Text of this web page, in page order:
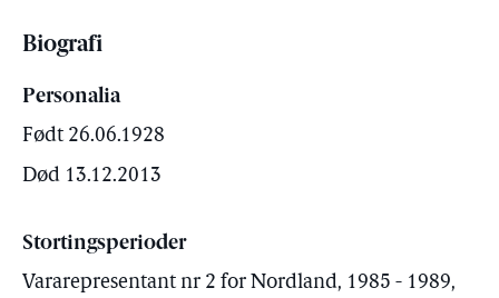
Biografi
Personalia
Født 26.06.1928
Død 13.12.2013
Stortingsperioder
Vararepresentant nr 2 for Nordland, 1985 - 1989,